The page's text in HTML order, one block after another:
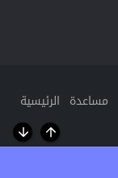
مساعدة الرئيسية
أعلى